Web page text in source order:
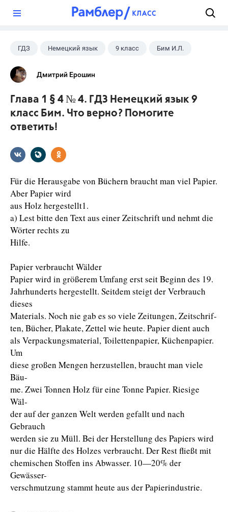
ГДЗ Немецкий язык 9 класс Бим И.Л.
Дмитрий Ерошин
Глава 1 § 4 № 4. ГДЗ Немецкий язык 9
класс Бим. Что верно? Помогите
ответить!
Für die Herausgabe von Büchern braucht man viel Papier.
Aber Papier wird
aus Holz hergestellt1.
a) Lest bitte den Text aus einer Zeitschrift und nehmt die
Wörter rechts zu
Hilfe.
Papier verbraucht Wälder
Papier wird in größerem Umfang erst seit Beginn des 19.
Jahrhunderts hergestellt. Seitdem steigt der Verbrauch
dieses
Materials. Noch nie gab es so viele Zeitungen, Zeitschrif-
ten, Bücher, Plakate, Zettel wie heute. Papier dient auch
als Verpackungsmaterial, Toilettenpapier, Küchenpapier.
Um
diese großen Mengen herzustellen, braucht man viele
Bäu-
me. Zwei Tonnen Holz für eine Tonne Papier. Riesige
Wäl-
der auf der ganzen Welt werden gefallt und nach
Gebrauch
werden sie zu Müll. Bei der Herstellung des Papiers wird
nur die Hälfte des Holzes verbraucht. Der Rest fließt mit
chemischen Stoffen ins Abwasser. 10—20% der
Gewässer-
verschmutzung stammt heute aus der Papierindustrie.